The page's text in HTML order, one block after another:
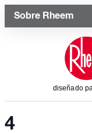
Sobre Rheem
4